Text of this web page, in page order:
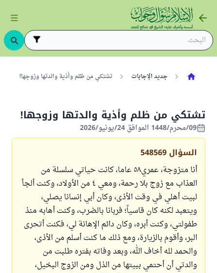
جديد الإجابات تشتكي من ظلم وأذية والدتها وزوجها!
تشتكي من ظلم وأذية والدتها وزوجها!
09/محرم/1448 الموافق 24/يونيو/2026
السؤال 548569
أنا متزوجة، عمري٥٨ عاما، كانت حياتي سلسلة من
العذاب مع زوج بلا رحمة، ومعي ٤ من الأولاد، وكنت ألجأ
لبيت أهلي في وقت الأذى، وكان أبي إنسانا يصلي،
ويتعبد لكنه كان قاسياً؛ فربانا بالضرب، وكنت أهابه منذ
طفولتي، وكنت أبره، وكان دائم الإهانة لي، فكنت أتحرى
البر، وأقوم بالزيارة، ومع ذلك ما كنت أسلم من الأذى،
والحمد لله أخاف الله، وبعد وفاته بفتره طلبت من
والدتي أن أحتمي ببيتها من الذل ومن الزوج البخيل،